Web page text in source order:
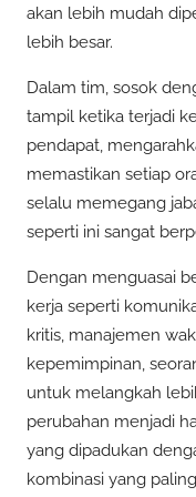
akan lebih mudah
lebih besar.
Dalam tim, sosok
tampil ketika terjadi
pendapat,
memastikan setiap
selalu memegang
seperti ini sangat
Dengan menguasai
kerja seperti
kritis, manajemen
kepemimpinan,
untuk melangkah
perubahan menjadi
yang dipadukan
kombinasi yang